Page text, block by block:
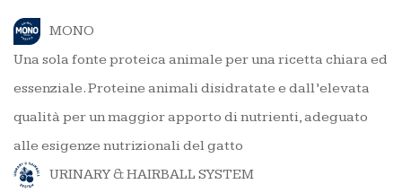
MONO
Una sola fonte proteica animale per una ricetta chiara ed
essenziale. Proteine animali disidratate e dall’elevata
qualità per un maggior apporto di nutrienti, adeguato
alle esigenze nutrizionali del gatto
URINARY & HAIRBALL SYSTEM